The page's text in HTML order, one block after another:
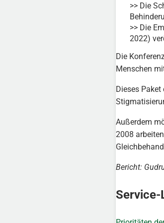
>> Die
>> Die
2022)
Die
Menschen
Dieses
Außerdem
2008
Bericht:
Service-